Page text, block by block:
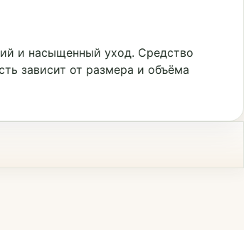
и насыщенный уход. Средство
зависит от размера и объёма